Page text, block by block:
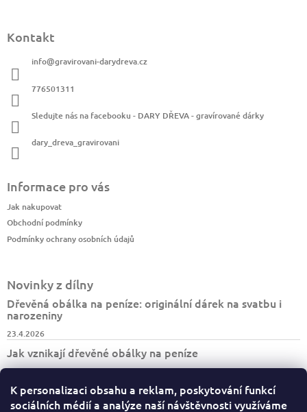
K personalizaci obsahu a reklam, poskytování funkcí
sociálních médií a analýze naší návštěvnosti využíváme
Kontakt
info@gravirovani-darydreva.cz
776501311
Sledujte nás na facebooku - DARY DŘEVA - gravírované dárky
dary_dreva_gravirovani
Informace pro vás
Jak nakupovat
Obchodní podmínky
Podmínky ochrany osobních údajů
Novinky z dílny
Dřevěná obálka na peníze: originální dárek na svatbu i
narozeniny
23.4.2026
Jak vznikají dřevěné obálky na peníze
7.4.2026
Jak vzniká turistický deník BESKYDY
30.3.2026